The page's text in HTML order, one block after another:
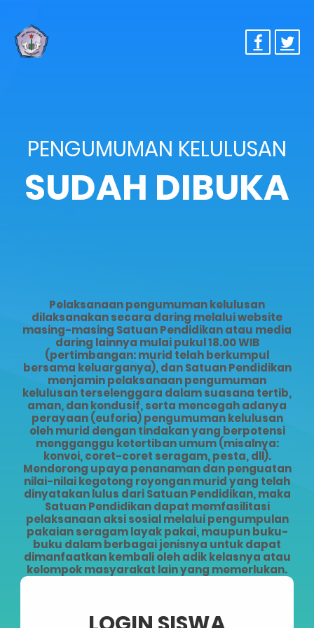
PENGUMUMAN KELULUSAN
SUDAH DIBUKA
Pelaksanaan pengumuman kelulusan
dilaksanakan secara daring melalui website
masing-masing Satuan Pendidikan atau media
daring lainnya mulai pukul 18.00 WIB
(pertimbangan: murid telah berkumpul
bersama keluarganya), dan Satuan Pendidikan
menjamin pelaksanaan pengumuman
kelulusan terselenggara dalam suasana tertib,
aman, dan kondusif, serta mencegah adanya
perayaan (euforia) pengumuman kelulusan
oleh murid dengan tindakan yang berpotensi
mengganggu ketertiban umum (misalnya:
konvoi, coret-coret seragam, pesta, dll).
Mendorong upaya penanaman dan penguatan
nilai-nilai kegotong royongan murid yang telah
dinyatakan lulus dari Satuan Pendidikan, maka
Satuan Pendidikan dapat memfasilitasi
pelaksanaan aksi sosial melalui pengumpulan
pakaian seragam layak pakai, maupun buku-
buku dalam berbagai jenisnya untuk dapat
dimanfaatkan kembali oleh adik kelasnya atau
kelompok masyarakat lain yang memerlukan.